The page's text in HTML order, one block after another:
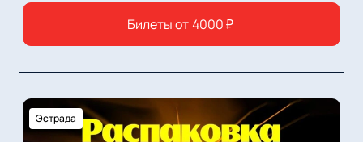
Билеты от 4000₽
Эстрада